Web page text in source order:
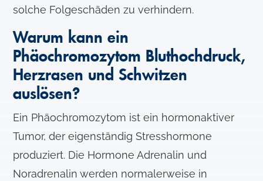
solche Folgeschäden zu verhindern.
Warum kann ein
Phäochromozytom Bluthochdruck,
Herzrasen und Schwitzen
auslösen?
Ein Phäochromozytom ist ein hormonaktiver
Tumor, der eigenständig Stresshormone
produziert. Die Hormone Adrenalin und
Noradrenalin werden normalerweise in